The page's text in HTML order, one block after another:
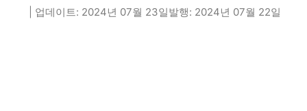
2024년 07월 23일 2024년 07월 22일